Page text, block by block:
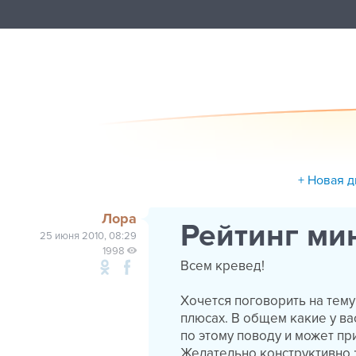
+ Новая
Лора
25 июня 2010, 08:29
1998
Рейтинг
Всем кревед!
Хочется поговорить на
плюсах. В общем какие у
по этому поводу и может